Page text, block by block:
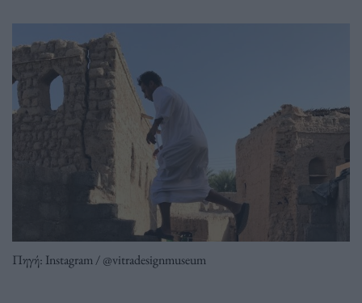
Πηγή: Instagram / @vitradesignmuseum